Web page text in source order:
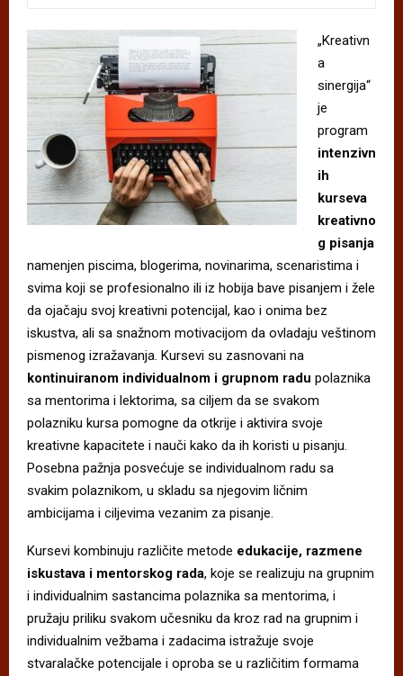
„Kreativn
a
sinergija“
je
program
intenzivn
ih
kurseva
kreativno
g pisanja
namenjen piscima, blogerima, novinarima, scenaristima i
svima koji se profesionalno ili iz hobija bave pisanjem i žele
da ojačaju svoj kreativni potencijal, kao i onima bez
iskustva, ali sa snažnom motivacijom da ovladaju veštinom
pismenog izražavanja. Kursevi su zasnovani na
kontinuiranom individualnom i grupnom radu polaznika
sa mentorima i lektorima, sa ciljem da se svakom
polazniku kursa pomogne da otkrije i aktivira svoje
kreativne kapacitete i nauči kako da ih koristi u pisanju.
Posebna pažnja posvećuje se individualnom radu sa
svakim polaznikom, u skladu sa njegovim ličnim
ambicijama i ciljevima vezanim za pisanje.
Kursevi kombinuju različite metode edukacije, razmene
iskustava i mentorskog rada, koje se realizuju na grupnim
i individualnim sastancima polaznika sa mentorima, i
pružaju priliku svakom učesniku da kroz rad na grupnim i
individualnim vežbama i zadacima istražuje svoje
stvaralačke potencijale i oproba se u različitim formama